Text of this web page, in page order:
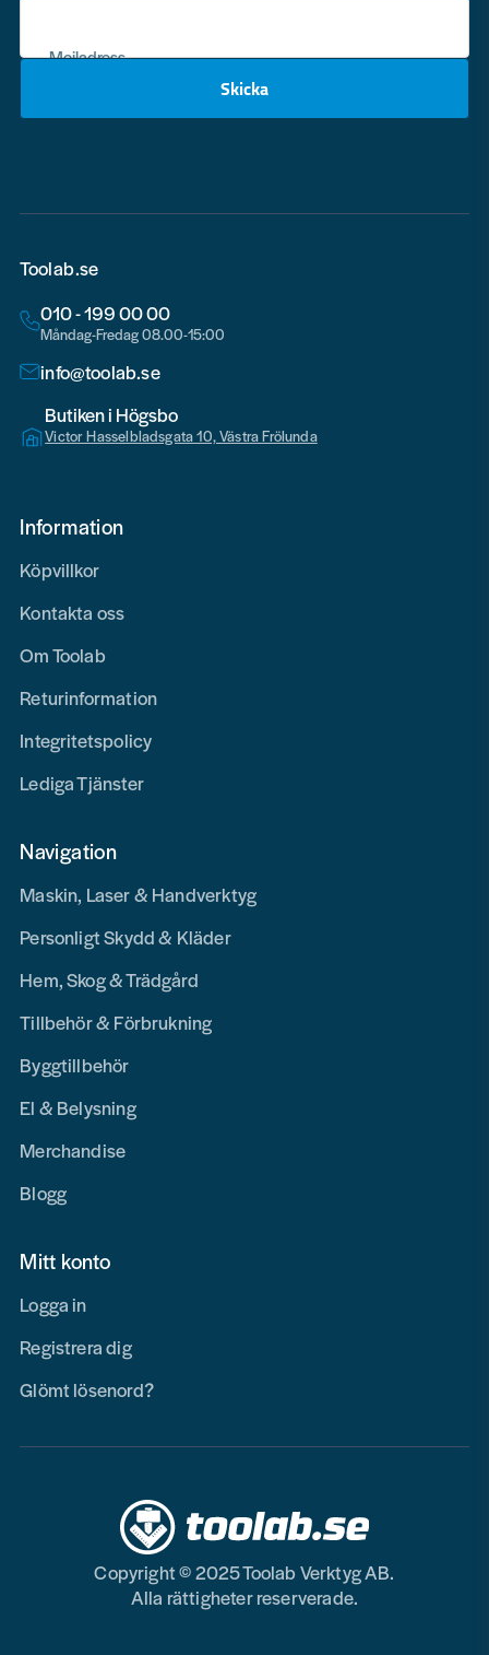
Mejladress
Skicka
Toolab.se
010 - 199 00 00
Måndag-Fredag 08.00-15:00
info@toolab.se
Butiken i Högsbo
Victor Hasselbladsgata 10, Västra Frölunda
Information
Köpvillkor
Kontakta oss
Om Toolab
Returinformation
Integritetspolicy
Lediga Tjänster
Navigation
Maskin, Laser & Handverktyg
Personligt Skydd & Kläder
Hem, Skog & Trädgård
Tillbehör & Förbrukning
Byggtillbehör
El & Belysning
Merchandise
Blogg
Mitt konto
Logga in
Registrera dig
Glömt lösenord?
Copyright © 2025 Toolab Verktyg AB.
Alla rättigheter reserverade.